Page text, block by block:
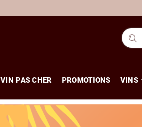
VIN PAS CHER PROMOTIONS VINS